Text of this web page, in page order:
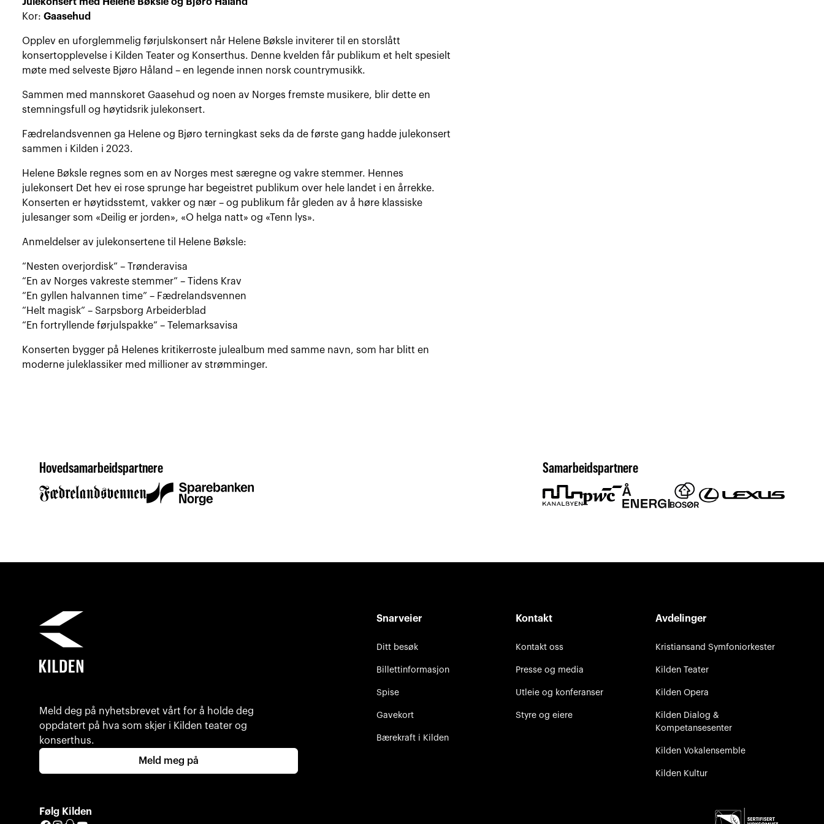
Kor:Gaasehud
Opplev en uforglemmelig førjulskonsert når Helene Bøksle inviterer til en storslått
konsertopplevelse i Kilden Teater og Konserthus. Denne kvelden får publikum et helt spesielt
møte med selveste Bjøro Håland – en legende innen norsk countrymusikk.
Sammen med mannskoret Gaasehud og noen av Norges fremste musikere, blir dette en
stemningsfull og høytidsrik julekonsert.
Fædrelandsvennen ga Helene og Bjøro terningkast seks da de første gang hadde julekonsert
sammen i Kilden i 2023.
Helene Bøksle regnes som en av Norges mest særegne og vakre stemmer. Hennes
julekonsert Det hev ei rose sprunge har begeistret publikum over hele landet i en årrekke.
Konserten er høytidsstemt, vakker og nær – og publikum får gleden av å høre klassiske
julesanger som «Deilig er jorden», «O helga natt» og «Tenn lys».
Anmeldelser av julekonsertene til Helene Bøksle:
“Nesten overjordisk” – Trønderavisa
“En av Norges vakreste stemmer” – Tidens Krav
“En gyllen halvannen time” – Fædrelandsvennen
“Helt magisk” – Sarpsborg Arbeiderblad
“En fortryllende førjulspakke” – Telemarksavisa
Konserten bygger på Helenes kritikerroste julealbum med samme navn, som har blitt en
moderne juleklassiker med millioner av strømminger.
Hovedsamarbeidspartnere Samarbeidspartnere
Meld deg på nyhetsbrevet vårt for å holde deg
oppdatert på hva som skjer i Kilden teater og
konserthus.
Meld meg på
Følg Kilden
Snarveier
Ditt besøk
Billettinformasjon
Spise
Gavekort
Bærekraft i Kilden
Kontakt
Kontakt oss
Presse og media
Utleie og konferanser
Styre og eiere
Avdelinger
Kristiansand Symfoniorkester
Kilden Teater
Kilden Opera
Kilden Dialog &
Kompetansesenter
Kilden Vokalensemble
Kilden Kultur